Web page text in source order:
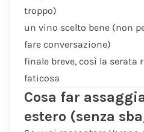
troppo)
un vino scelto bene (non
fare conversazione)
finale breve, così la serata
faticosa
Cosa far
estero (senza